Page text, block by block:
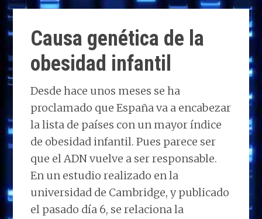
Causa genética de la
obesidad infantil
Desde hace unos meses se ha
proclamado que España va a encabezar
la lista de países con un mayor índice
de obesidad infantil. Pues parece ser
que el ADN vuelve a ser responsable.
En un estudio realizado en la
universidad de Cambridge, y publicado
el pasado día 6, se relaciona la